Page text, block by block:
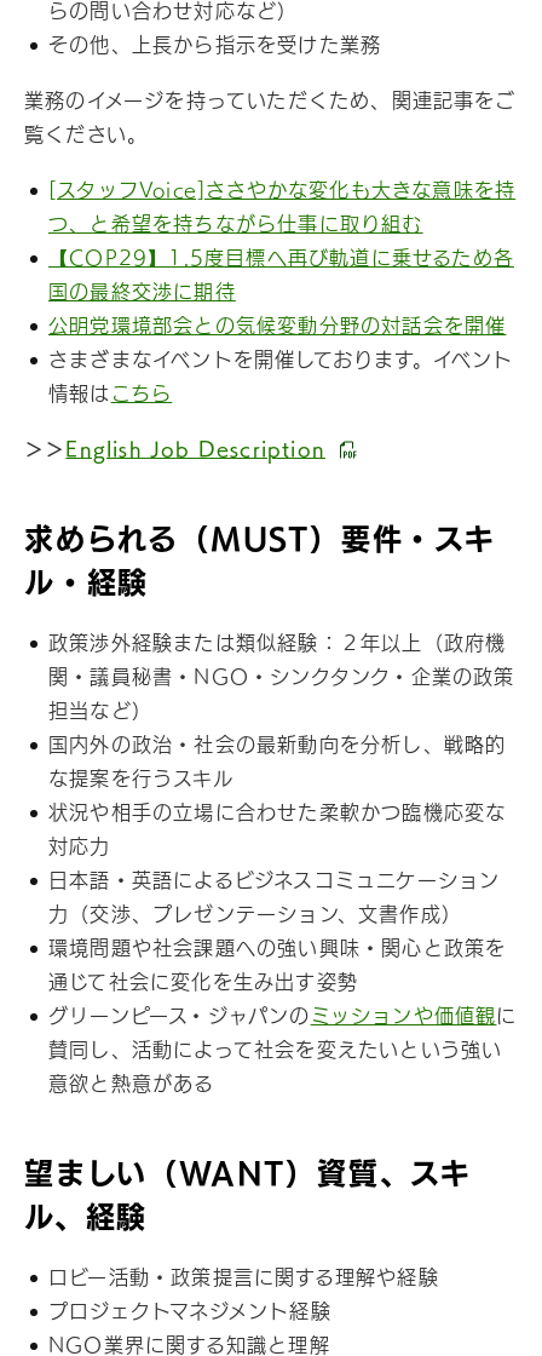
らの問い合わせ対応など）
その他、上長から指示を受けた業務
業務のイメージを持っていただくため、関連記事をご
覧ください。
[スタッフVoice]ささやかな変化も大きな意味を持
つ、と希望を持ちながら仕事に取り組む
【COP29】1.5度目標へ再び軌道に乗せるため各
国の最終交渉に期待
公明党環境部会との気候変動分野の対話会を開催
さまざまなイベントを開催しております。イベント
情報は こちら
＞＞ English Job Description
求められる（MUST）要件・スキ
ル・経験
政策渉外経験または類似経験：２年以上（政府機
関・議員秘書・NGO・シンクタンク・企業の政策
担当など）
国内外の政治・社会の最新動向を分析し、戦略的
な提案を行うスキル
状況や相手の立場に合わせた柔軟かつ臨機応変な
対応力
日本語・英語によるビジネスコミュニケーション
力（交渉、プレゼンテーション、文書作成）
環境問題や社会課題への強い興味・関心と政策を
通じて社会に変化を生み出す姿勢
グリーンピース・ジャパンの ミッションや価値観に
賛同し、活動によって社会を変えたいという強い
意欲と熱意がある
望ましい（WANT）資質、スキ
ル、経験
ロビー活動・政策提言に関する理解や経験
プロジェクトマネジメント経験
NGO業界に関する知識と理解